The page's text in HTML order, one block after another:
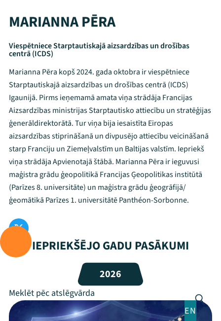
Mana programma
Programma
Arhīvs
Viņi bija LAMPĀ 2026
Jaunumi
MARIANNA PĒRA
Viespētniece Starptautiskajā aizsardzības un drošības
centrā (ICDS)
Marianna Pēra kopš 2024. gada oktobra ir viespētniece
Starptautiskajā aizsardzības un drošības centrā (ICDS)
Igaunijā. Pirms ieņemamā amata viņa strādāja Francijas
Aizsardzības ministrijas Starptautisko attiecību un stratēģijas
ģenerāldirektorātā. Tur viņa bija iesaistīta Eiropas
aizsardzības stiprināšanā un divpusējo attiecību veicināšanā
starp Franciju un Ziemeļvalstīm un Baltijas valstīm. Iepriekš
viņa strādāja Apvienotajā štābā. Marianna Pēra ir ieguvusi
maģistra grādu ģeopolitikā Francijas Ģeopolitikas institūtā
(Parīzes 8. universitāte) un maģistra grādu ģeogrāfijā/
ģeomātikā Parīzes 1. universitātē Panthéon-Sorbonne.
IEPRIEKŠĒJO GADU PASĀKUMI
2026
EN